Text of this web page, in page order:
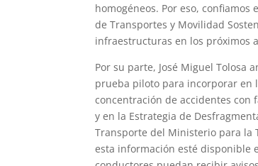
homogéneos. Por eso,
de Transportes y Movilidad
infraestructuras en los próximos
Por su parte, José Miguel Tolosa
prueba piloto para incorporar en
concentración de accidentes con
y en la Estrategia de
Transporte del Ministerio para la
esta información esté disponible